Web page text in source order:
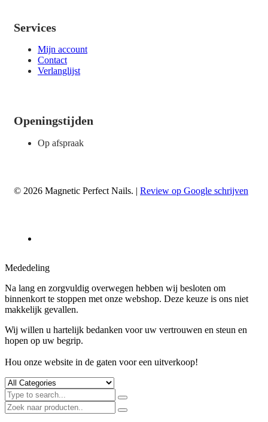
Services
Mijn account
Contact
Verlanglijst
Openingstijden
Op afspraak
© 2026 Magnetic Perfect Nails. | Review op Google schrijven
Mededeling
Na lang en zorgvuldig overwegen hebben wij besloten om
binnenkort te stoppen met onze webshop. Deze keuze is ons niet
makkelijk gevallen.
Wij willen u hartelijk bedanken voor uw vertrouwen en steun en
hopen op uw begrip.
Hou onze website in de gaten voor een uitverkoop!